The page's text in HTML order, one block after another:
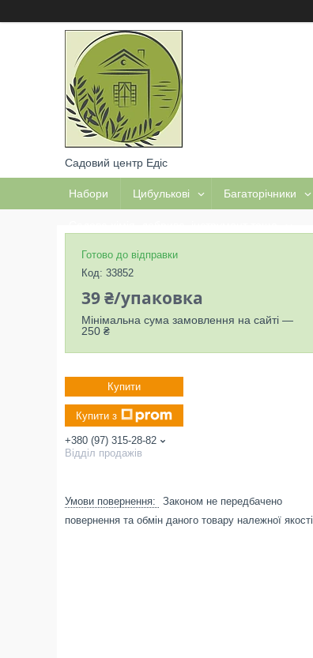
Садовий центр Едіс
Набори Цибулькові Багаторічники
Готово до відправки
Код: 33852
39 ₴/упаковка
Мінімальна сума замовлення на сайті —
250 ₴
Купити
Купити з
+380 (97) 315-28-82
Відділ продажів
Законом не передбачено
повернення та обмін даного товару належної якості